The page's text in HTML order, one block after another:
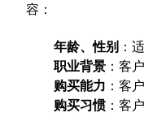
容：
年龄、性别 ：
职业背景 ：客
购买能力 ：客
购买习惯：客